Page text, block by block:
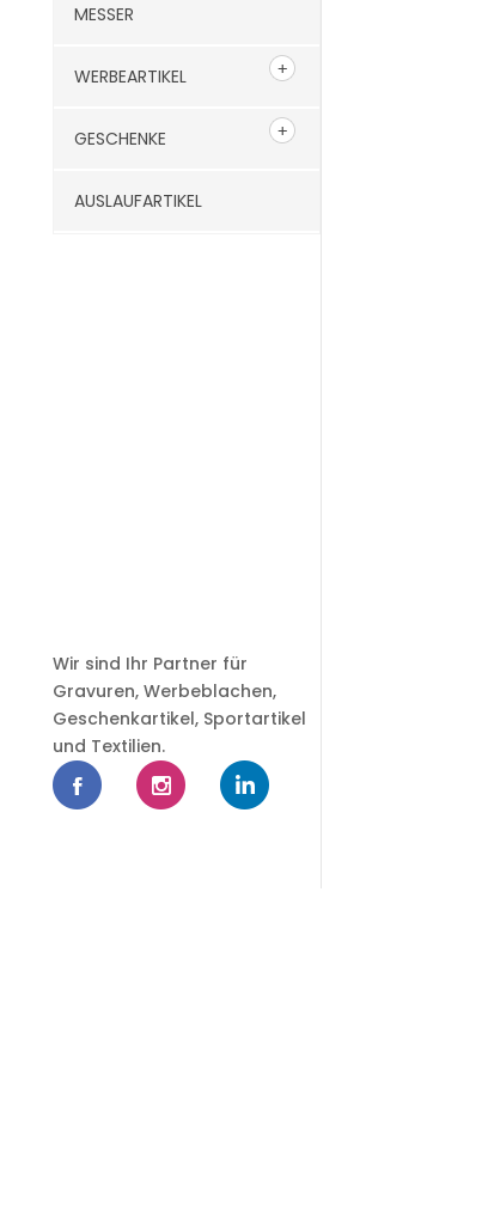
MESSER
WERBEARTIKEL
GESCHENKE
AUSLAUFARTIKEL
Wir sind Ihr Partner für
Gravuren, Werbeblachen,
Geschenkartikel, Sportartikel
und Textilien.